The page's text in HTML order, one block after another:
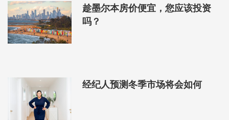
趁墨尔本房价便宜，您应该投资
吗？
经纪人预测冬季市场将会如何